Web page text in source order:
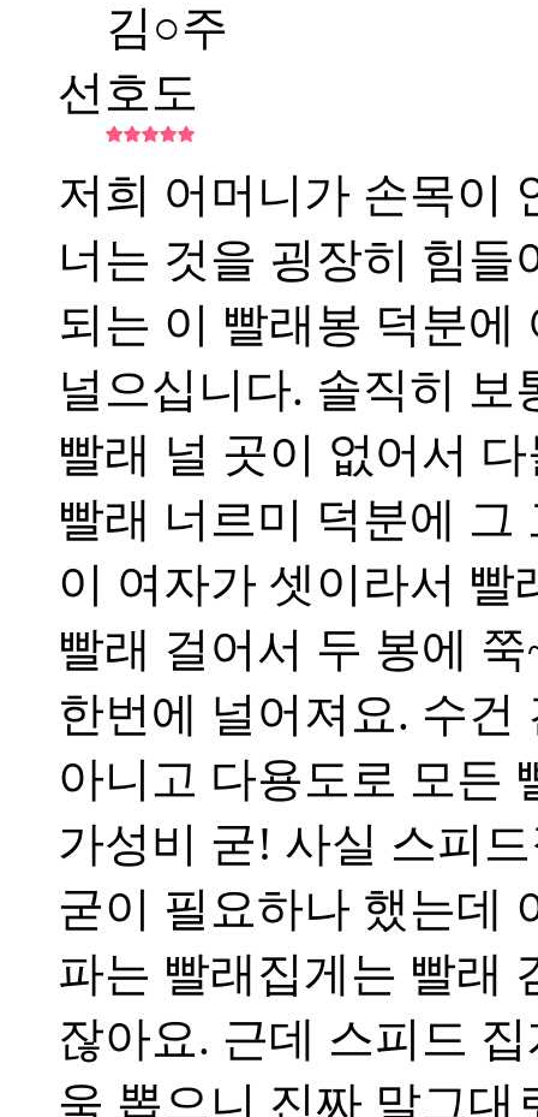
김○주
선호도
저희 어머니가 손목이
너는 것을 굉장히 힘
되는 이 빨래봉 덕분
널으십니다. 솔직히
빨래 널 곳이 없어서
빨래 너르미 덕분에
이 여자가 셋이라서 빨
빨래 걸어서 두 봉에
한번에 널어져요. 수건
아니고 다용도로 모든
가성비 굳! 사실 스피
굳이 필요하나 했는데
파는 빨래집게는 빨래
잖아요. 근데 스피드
욱 뽑으니 진짜 말그대